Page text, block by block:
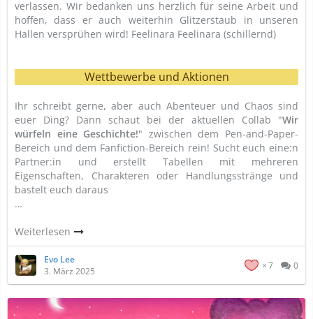
verlassen. Wir bedanken uns herzlich für seine Arbeit und
hoffen, dass er auch weiterhin Glitzerstaub in unseren
Hallen versprühen wird! Feelinara Feelinara (schillernd)
Wettbewerbe und Aktionen
Ihr schreibt gerne, aber auch Abenteuer und Chaos sind
euer Ding? Dann schaut bei der aktuellen Collab "Wir
würfeln eine Geschichte!" zwischen dem Pen-and-Paper-
Bereich und dem Fanfiction-Bereich rein! Sucht euch eine:n
Partner:in und erstellt Tabellen mit mehreren
Eigenschaften, Charakteren oder Handlungsstränge und
bastelt euch daraus
…
Weiterlesen
Evo Lee
3. März 2025
7 0